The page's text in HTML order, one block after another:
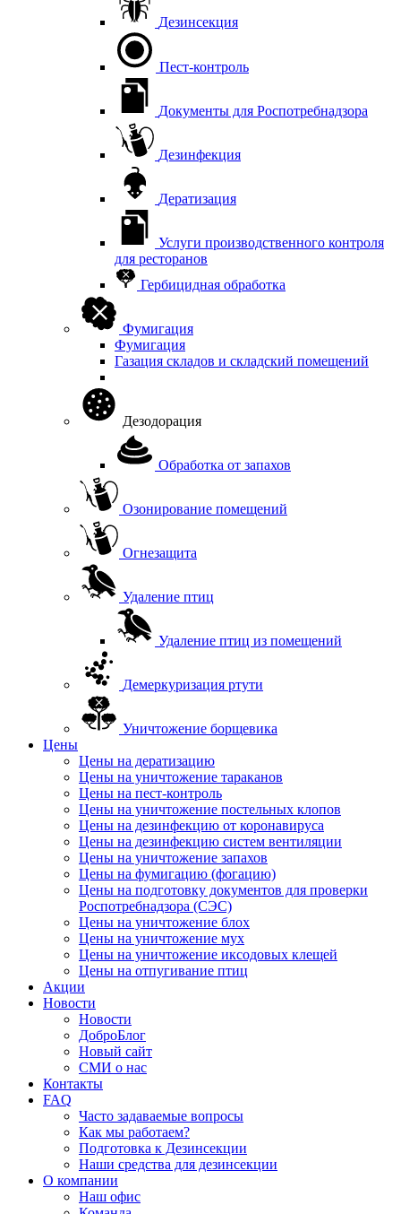
Дезинсекция
Пест-контроль
Документы для Роспотребнадзора
Дезинфекция
Дератизация
Услуги производственного контроля
для ресторанов
Гербицидная обработка
Фумигация
Фумигация
Газация складов и складский помещений
Дезодорация
Обработка от запахов
Озонирование помещений
Огнезащита
Удаление птиц
Удаление птиц из помещений
Демеркуризация ртути
Уничтожение борщевика
Цены
Цены на дератизацию
Цены на уничтожение тараканов
Цены на пест-контроль
Цены на уничтожение постельных клопов
Цены на дезинфекцию от коронавируса
Цены на дезинфекцию систем вентиляции
Цены на уничтожение запахов
Цены на фумигацию (фогацию)
Цены на подготовку документов для проверки
Роспотребнадзора (СЭС)
Цены на уничтожение блох
Цены на уничтожение мух
Цены на уничтожение иксодовых клещей
Цены на отпугивание птиц
Акции
Новости
Новости
ДоброБлог
Новый сайт
СМИ о нас
Контакты
FAQ
Часто задаваемые вопросы
Как мы работаем?
Подготовка к Дезинсекции
Наши средства для дезинсекции
О компании
Наш офис